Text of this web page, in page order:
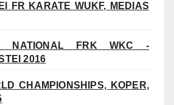
FR KARATE WUKF, MEDIAS
NATIONAL FRK WKC -
2016
CHAMPIONSHIPS, KOPER,